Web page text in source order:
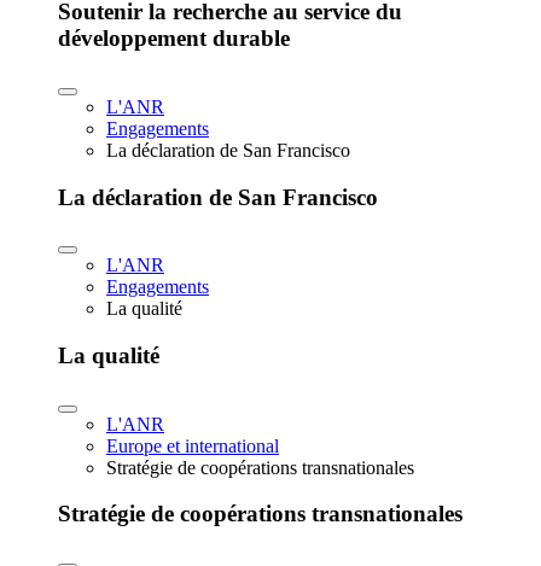
Soutenir la recherche au service du
développement durable
L'ANR
Engagements
La déclaration de San Francisco
La déclaration de San Francisco
L'ANR
Engagements
La qualité
La qualité
L'ANR
Europe et international
Stratégie de coopérations transnationales
Stratégie de coopérations transnationales